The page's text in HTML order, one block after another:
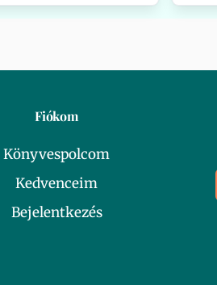
Fiókom
Könyvespolcom
Kedvenceim
Bejelentkezés